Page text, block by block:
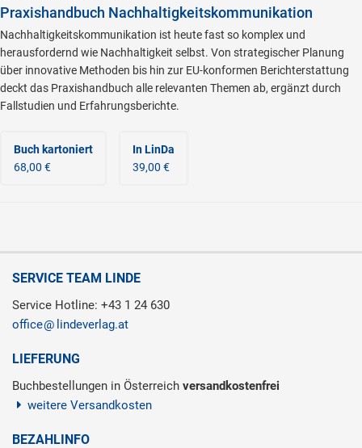
Praxishandbuch Nachhaltigkeitskommunikation
Nachhaltigkeitskommunikation ist heute fast so komplex und
herausfordernd wie Nachhaltigkeit selbst. Von strategischer Planung
über innovative Methoden bis hin zur EU-konformen Berichterstattung
deckt das Praxishandbuch alle relevanten Themen ab, ergänzt durch
Fallstudien und Erfahrungsberichte.
Buch kartoniert
68,00 €
In LinDa
39,00 €
SERVICE TEAM LINDE
Service Hotline: +43 1 24 630
office
lindeverlag.at
LIEFERUNG
Buchbestellungen in Österreich versandkostenfrei
weitere Versandkosten
BEZAHLINFO